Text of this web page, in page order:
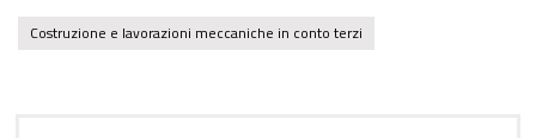
Costruzione e lavorazioni meccaniche in conto terzi